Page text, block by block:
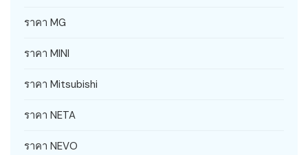
ราคา MG
ราคา MINI
ราคา Mitsubishi
ราคา NETA
ราคา NEVO